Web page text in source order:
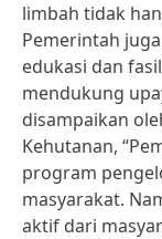
limbah tidak
Pemerintah
edukasi dan
mendukung
disampaikan
Kehutanan,
program
masyarakat.
aktif dari